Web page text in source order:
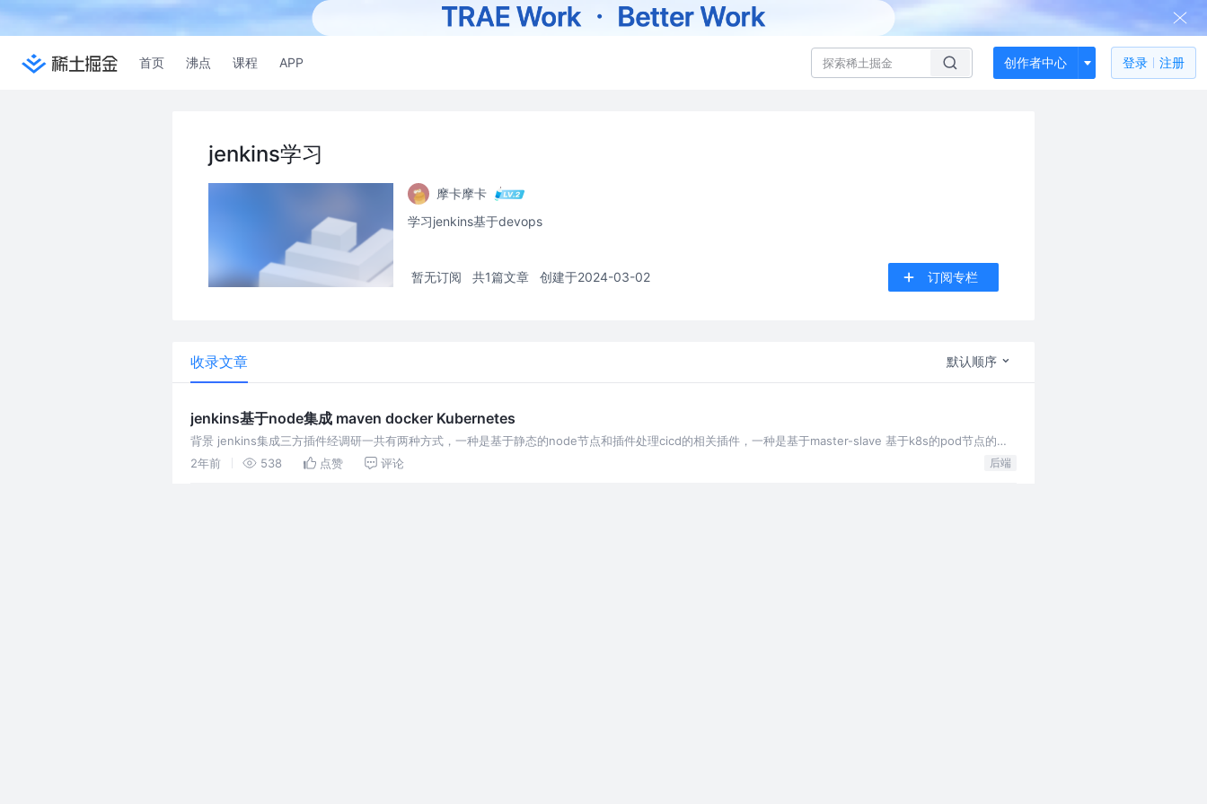
首页 沸点 课程 APP 创作者中心 登录 注册
jenkins学习
摩卡摩卡
学习jenkins基于devops
暂无订阅 共1篇文章 创建于2024-03-02 订阅专栏
收录文章 默认顺序
jenkins基于node集成 maven docker Kubernetes
背景 jenkins集成三方插件经调研一共有两种方式，一种是基于静态的node节点和插件处理cicd的相关插件，一种是基于master-slave 基于k8s的pod节点的动
态方式。 版本 jenki
2年前 538 点赞 评论 后端